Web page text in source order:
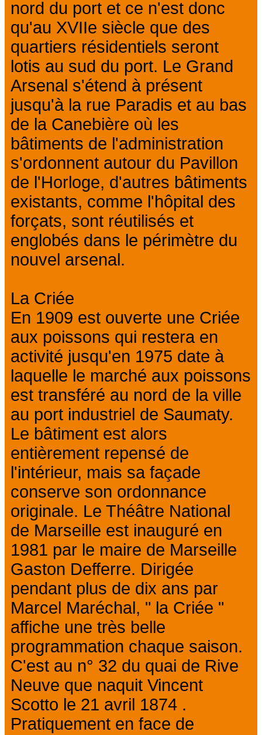
nord du port et ce n'est donc
qu'au XVIIe siècle que des
quartiers résidentiels seront
lotis au sud du port. Le Grand
Arsenal s'étend à présent
jusqu'à la rue Paradis et au bas
de la Canebière où les
bâtiments de l'administration
s'ordonnent autour du Pavillon
de l'Horloge, d'autres bâtiments
existants, comme l'hôpital des
forçats, sont réutilisés et
englobés dans le périmètre du
nouvel arsenal.
La Criée
En 1909 est ouverte une Criée
aux poissons qui restera en
activité jusqu'en 1975 date à
laquelle le marché aux poissons
est transféré au nord de la ville
au port industriel de Saumaty.
Le bâtiment est alors
entièrement repensé de
l'intérieur, mais sa façade
conserve son ordonnance
originale. Le Théâtre National
de Marseille est inauguré en
1981 par le maire de Marseille
Gaston Defferre. Dirigée
pendant plus de dix ans par
Marcel Maréchal, " la Criée "
affiche une très belle
programmation chaque saison.
C'est au n° 32 du quai de Rive
Neuve que naquit Vincent
Scotto le 21 avril 1874 .
Pratiquement en face de